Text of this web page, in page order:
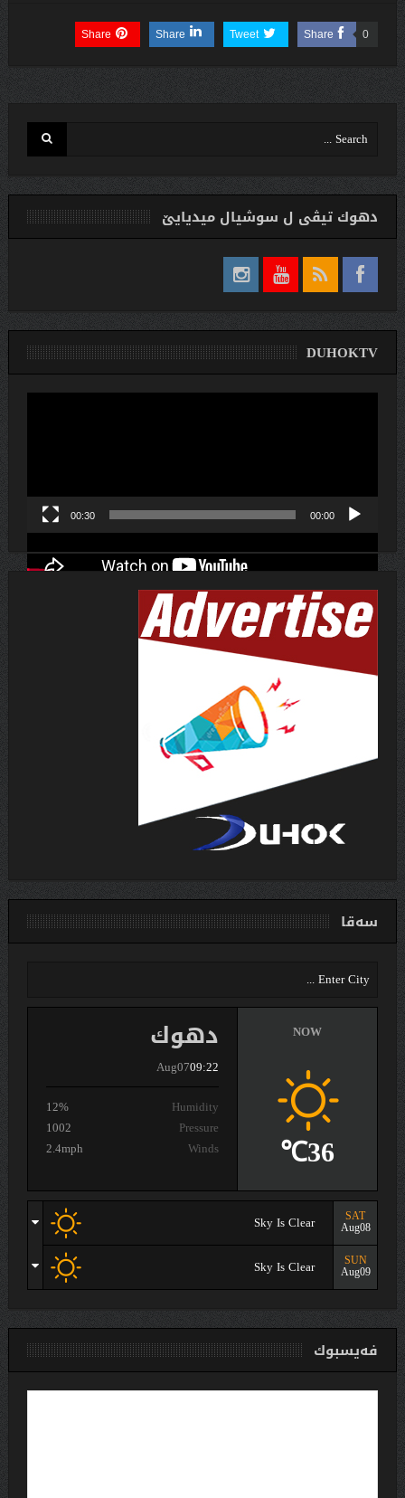
Share 0
Tweet
Share
Share
دهوك تیڤی ل سوشیال ميديایێ
DUHOKTV
00:00
00:30
سەقا
دهوك
Aug0709:22
Humidity
12%
Pressure
1002
Winds
2.4mph
NOW
36℃
SAT
Aug08
Sky Is Clear
SUN
Aug09
Sky Is Clear
فەیسبوك